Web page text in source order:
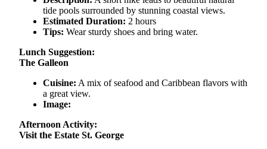
tide pools surrounded by stunning coastal views.
Estimated Duration: 2 hours
Tips: Wear sturdy shoes and bring water.
Lunch Suggestion:
The Galleon
Cuisine: A mix of seafood and Caribbean flavors with
a great view.
Image:
Afternoon Activity:
Visit the Estate St. George